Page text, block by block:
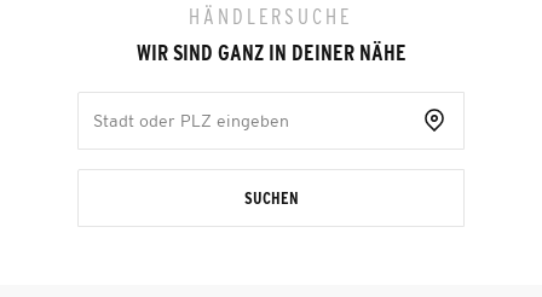
HÄNDLERSUCHE
WIR SIND GANZ IN DEINER NÄHE
SUCHEN